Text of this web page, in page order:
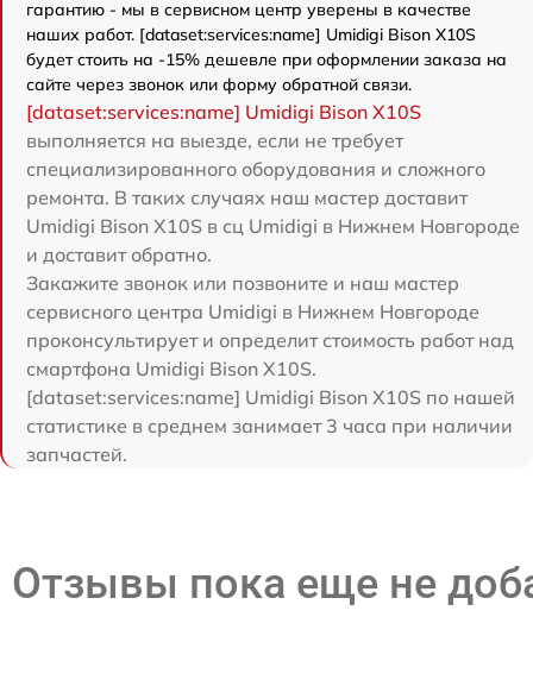
гарантию - мы в сервисном центр уверены в качестве
наших работ. [dataset:services:name] Umidigi Bison X10S
будет стоить на -15% дешевле при оформлении заказа на
сайте через звонок или форму обратной связи.
[dataset:services:name] Umidigi Bison X10S
выполняется на выезде, если не требует
специализированного оборудования и сложного
ремонта. В таких случаях наш мастер доставит
Umidigi Bison X10S в сц Umidigi в Нижнем Новгороде
и доставит обратно.
Закажите звонок или позвоните и наш мастер
сервисного центра Umidigi в Нижнем Новгороде
проконсультирует и определит стоимость работ над
смартфона Umidigi Bison X10S.
[dataset:services:name] Umidigi Bison X10S по нашей
статистике в среднем занимает 3 часа при наличии
запчастей.
Отзывы пока еще не